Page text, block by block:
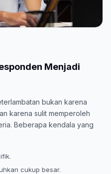
Menjadi
bukan karena
karena sulit memperoleh
Beberapa kendala yang
cukup besar.